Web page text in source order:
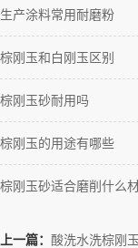
生产涂料常用耐磨粉
棕刚玉和白刚玉区别
棕刚玉砂耐用吗
棕刚玉的用途有哪些
棕刚玉砂适合磨削什么
上一篇： 酸洗水洗棕刚